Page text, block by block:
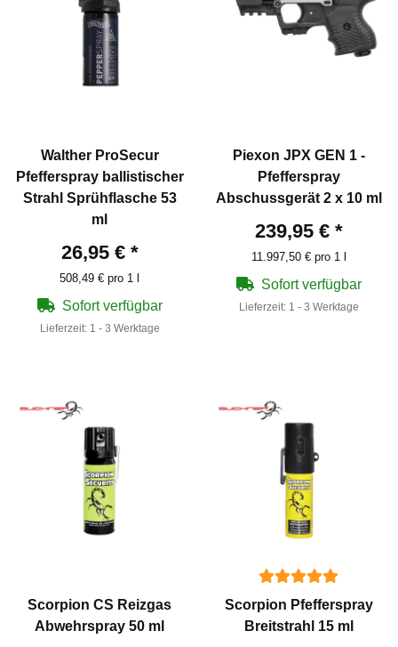
Walther ProSecur
Pfefferspray ballistischer
Strahl Sprühflasche 53
ml
26,95 € *
508,49 € pro 1 l
Sofort verfügbar
Lieferzeit: 1 - 3 Werktage
Piexon JPX GEN 1 -
Pfefferspray
Abschussgerät 2 x 10 ml
239,95 € *
11.997,50 € pro 1 l
Sofort verfügbar
Lieferzeit: 1 - 3 Werktage
Scorpion CS Reizgas
Abwehrspray 50 ml
Scorpion Pfefferspray
Breitstrahl 15 ml